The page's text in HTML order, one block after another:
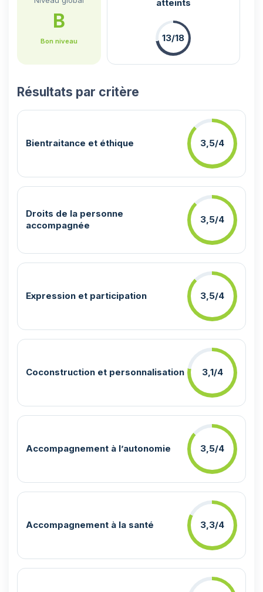
B
Bon niveau
atteints
13/18
Résultats par critère
Bientraitance et éthique 3,5/4
Droits de la personne
accompagnée
3,5/4
Expression et participation 3,5/4
Coconstruction et personnalisation 3,1/4
Accompagnement à l’autonomie 3,5/4
Accompagnement à la santé 3,3/4